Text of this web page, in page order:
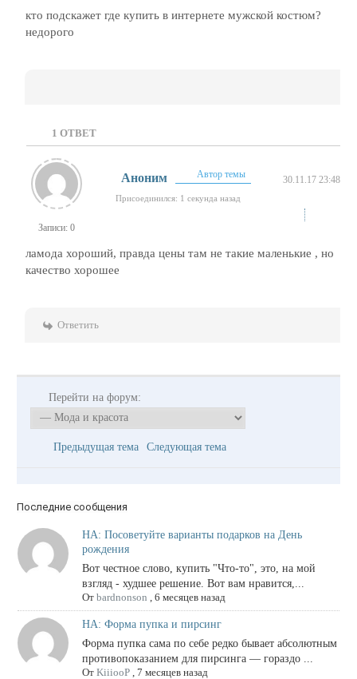
кто подскажет где купить в интернете мужской костюм?
недорого
1 ОТВЕТ
Записи: 0
Аноним Автор темы 30.11.17 23:48
Присоединился: 1 секунда назад
ламода хороший, правда цены там не такие маленькие , но
качество хорошее
Ответить
Перейти на форум:
Предыдущая тема Следующая тема
Последние сообщения
НА: Посоветуйте варианты подарков на День
рождения
Вот честное слово, купить "Что-то", это, на мой
взгляд - худшее решение. Вот вам нравится,...
От bardnonson , 6 месяцев назад
НА: Форма пупка и пирсинг
Форма пупка сама по себе редко бывает абсолютным
противопоказанием для пирсинга — гораздо ...
От KiiiooP, 7 месяцев назад